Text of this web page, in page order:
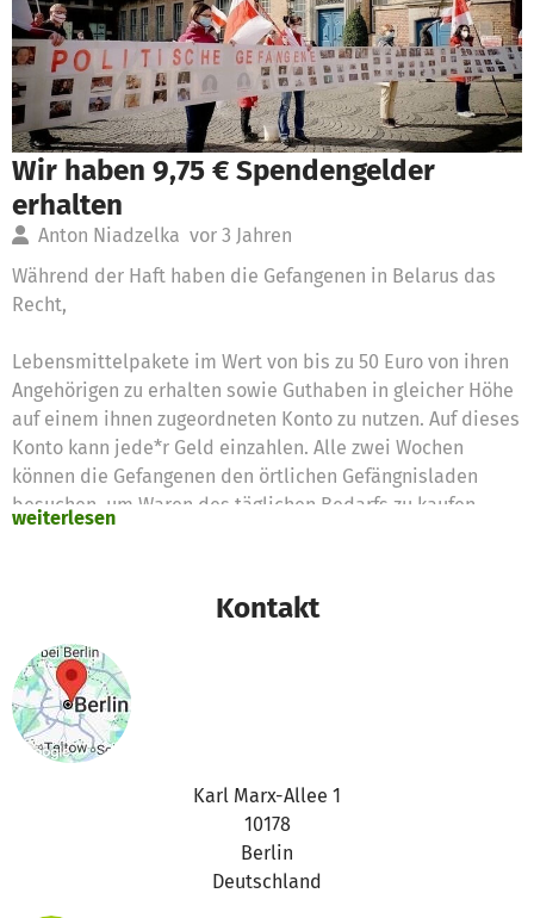
Wir haben 9,75 € Spendengelder
erhalten
Anton Niadzelka vor 3 Jahren
Während der Haft haben die Gefangenen in Belarus das
Recht,
Lebensmittelpakete im Wert von bis zu 50 Euro von ihren
Angehörigen zu erhalten sowie Guthaben in gleicher Höhe
auf einem ihnen zugeordneten Konto zu nutzen. Auf dieses
Konto kann jede*r Geld einzahlen. Alle zwei Wochen
können die Gefangenen den örtlichen Gefängnisladen
besuchen, um Waren des täglichen Bedarfs zu kaufen.
nutzt diese beiden Möglichkeiten und erstattet die damit
verbundenen Aufwendungen.
weiterlesen
Kontakt
Karl Marx-Allee 1
10178
Berlin
Deutschland